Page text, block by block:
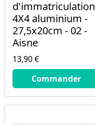
d'immatriculation
4X4 aluminium -
27,5x20cm - 02 -
Aisne
13,90 €
13.9
€Commander